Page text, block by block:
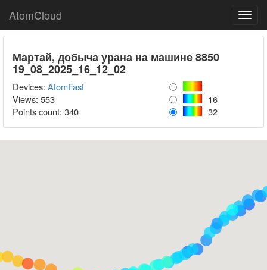
AtomCloud
Мартай, добыча урана на машине 8850
19_08_2025_16_12_02
Devices: AtomFast
Views: 553
16
Points count: 340 32